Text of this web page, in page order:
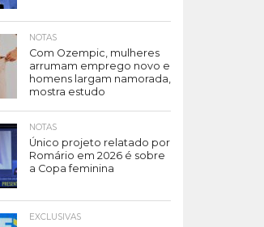
NOTAS
Com Ozempic, mulheres
arrumam emprego novo e
homens largam namorada,
mostra estudo
NOTAS
Único projeto relatado por
Romário em 2026 é sobre
a Copa feminina
EXCLUSIVAS